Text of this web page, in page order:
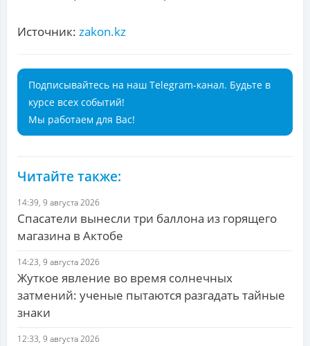
Источник: zakon.kz
Подписывайтесь на наш Telegram-канал. Будьте в
курсе всех событий!
Мы работаем для Вас!
Читайте также:
14:39, 9 августа 2026
Спасатели вынесли три баллона из горящего
магазина в Актобе
14:23, 9 августа 2026
Жуткое явление во время солнечных
затмений: ученые пытаются разгадать тайные
знаки
12:33, 9 августа 2026